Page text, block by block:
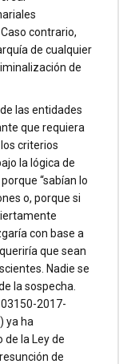
contrario,
de cualquier
de
las entidades
que requiera
criterios
la lógica de
“sabían lo
o, porque si
con base a
que sean
Nadie se
la sospecha.
2017-
) ya ha
la Ley de
de